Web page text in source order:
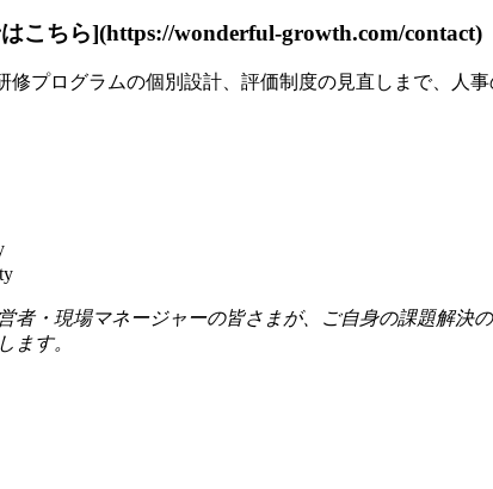
こちら](https://wonderful-growth.com/contact)
修プログラムの個別設計、評価制度の見直しまで、人
者・現場マネージャーの皆さまが、ご自身の課題解決
ます。